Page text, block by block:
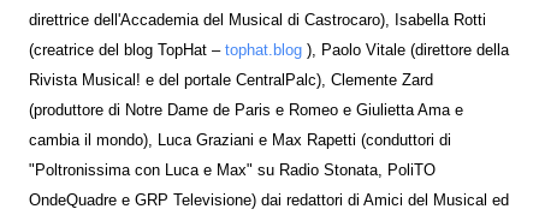
direttrice dell'Accademia del Musical di Castrocaro), Isabella Rotti
(creatrice del blog TopHat – tophat.blog ), Paolo Vitale (direttore della
Rivista Musical! e del portale CentralPalc), Clemente Zard
(produttore di Notre Dame de Paris e Romeo e Giulietta Ama e
cambia il mondo), Luca Graziani e Max Rapetti (conduttori di
"Poltronissima con Luca e Max" su Radio Stonata, PoliTO
OndeQuadre e GRP Televisione) dai redattori di Amici del Musical ed